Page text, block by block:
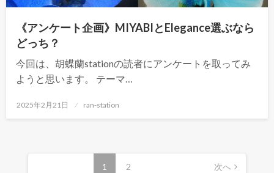
《アンケート企画》MIYABIとElegance選ぶなら
どっち？
今回は、胡蝶蘭stationの読者にアンケートを取ってみ
ようと思います。 テーマ…
投
日:
2025年2月21日 ran-station
投
1 2 次へ